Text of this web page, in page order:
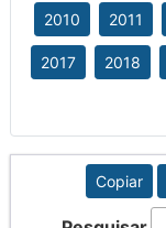
2010 2011
2017 2018
Copiar